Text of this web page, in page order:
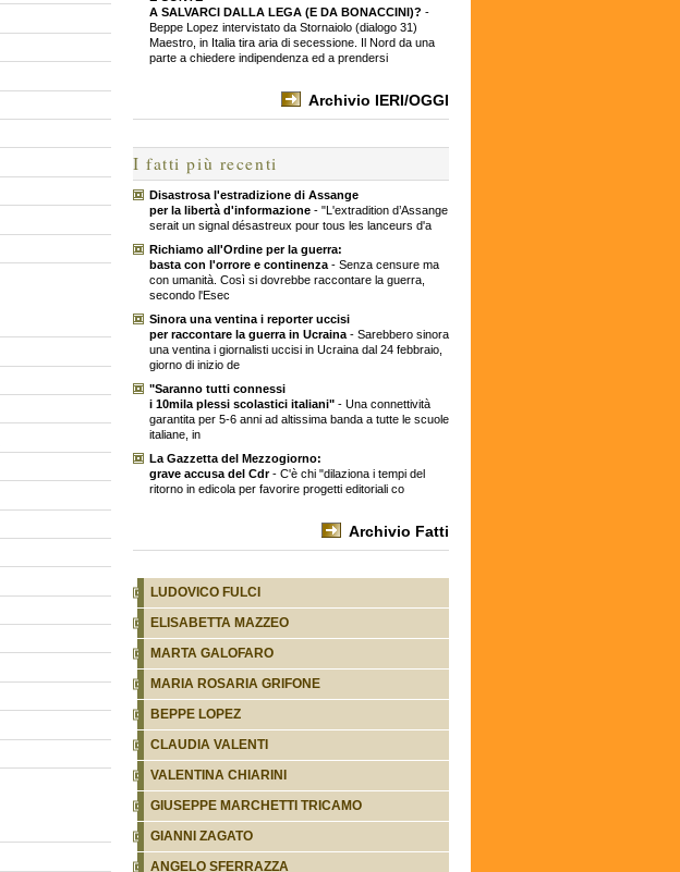
A SALVARCI DALLA LEGA (E DA BONACCINI)? -
Beppe Lopez intervistato da Stornaiolo (dialogo 31)
Maestro, in Italia tira aria di secessione. Il Nord da una
parte a chiedere indipendenza ed a prendersi
Archivio IERI/OGGI
I fatti più recenti
Disastrosa l'estradizione di Assange
per la libertà d'informazione - "L'extradition d’Assange
serait un signal désastreux pour tous les lanceurs d'a
Richiamo all'Ordine per la guerra:
basta con l'orrore e continenza - Senza censure ma
con umanità. Così si dovrebbe raccontare la guerra,
secondo l'Esec
Sinora una ventina i reporter uccisi
per raccontare la guerra in Ucraina - Sarebbero sinora
una ventina i giornalisti uccisi in Ucraina dal 24 febbraio,
giorno di inizio de
"Saranno tutti connessi
i 10mila plessi scolastici italiani" - Una connettività
garantita per 5-6 anni ad altissima banda a tutte le scuole
italiane, in
La Gazzetta del Mezzogiorno:
grave accusa del Cdr- C'è chi "dilaziona i tempi del
ritorno in edicola per favorire progetti editoriali co
Archivio Fatti
LUDOVICO FULCI
ELISABETTA MAZZEO
MARTA GALOFARO
MARIA ROSARIA GRIFONE
BEPPE LOPEZ
CLAUDIA VALENTI
VALENTINA CHIARINI
GIUSEPPE MARCHETTI TRICAMO
GIANNI ZAGATO
ANGELO SFERRAZZA